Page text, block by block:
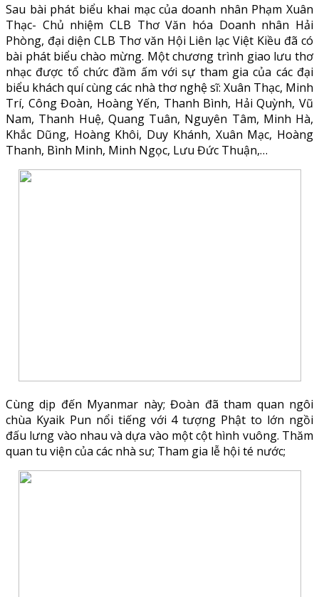
Sau bài phát biểu khai mạc của doanh nhân Phạm Xuân
Thạc- Chủ nhiệm CLB Thơ Văn hóa Doanh nhân Hải
Phòng, đại diện CLB Thơ văn Hội Liên lạc Việt Kiều đã có
bài phát biểu chào mừng. Một chương trình giao lưu thơ
nhạc được tổ chức đầm ấm với sự tham gia của các đại
biểu khách quí cùng các nhà thơ nghệ sĩ: Xuân Thạc, Minh
Trí, Công Đoàn, Hoàng Yến, Thanh Bình, Hải Quỳnh, Vũ
Nam, Thanh Huệ, Quang Tuân, Nguyên Tâm, Minh Hà,
Khắc Dũng, Hoàng Khôi, Duy Khánh, Xuân Mạc, Hoàng
Thanh, Bình Minh, Minh Ngọc, Lưu Đức Thuận,…
Cùng dịp đến Myanmar này; Đoàn đã tham quan ngôi
chùa Kyaik Pun nổi tiếng với 4 tượng Phật to lớn ngồi
đấu lưng vào nhau và dựa vào một cột hình vuông. Thăm
quan tu viện của các nhà sư; Tham gia lễ hội té nước;